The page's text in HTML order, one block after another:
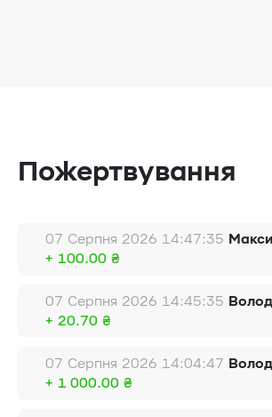
Пожертвування
07 Серпня 2026 14:47:35
+ 100.00 ₴
07 Серпня 2026 14:45:35
+ 20.70 ₴
07 Серпня 2026 14:04:47
+ 1 000.00 ₴